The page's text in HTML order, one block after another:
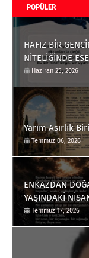
POPÜLER
HAFIZ BİR
NİTELİĞİNDE
Haziran 25, 2026
Yarım Asırlık
Temmuz 06, 2026
ENKAZDAN
YAŞINDAKİ
ETKİLEYECEK
Temmuz 17, 2026